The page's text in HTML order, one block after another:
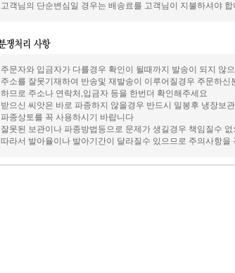
고객님의 단순변심일 경우는 배송료를 고객님이 지불하셔야 합
주문자와 입금자가 다를경우 확인이 될때까지 발송이 되지 않
주소를 잘못기재하여 반송및 재발송이 이루어질경우 주문하신
하므로 주소나 연락처,입금자 등을 한번더 확인해주세요
받으신 씨앗은 바로 파종하지 않을경우 반드시 밀봉후 냉장보
파종상토를 꼭 사용하시기 바랍니다
잘못된 보관이나 파종방법등으로 문제가 생길경우 책임질수 없
따라서 발아율이나 발아기간이 달라질수 있으므로 주의사항을